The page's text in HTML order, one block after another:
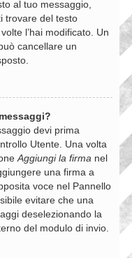
al tuo messaggio,
trovare del testo
l’hai modificato. Un
cancellare un
devi prima
Utente. Una volta
Aggiungi la firma nel
una firma a
voce nel Pannello
evitare che una
deselezionando la
del modulo di invio.